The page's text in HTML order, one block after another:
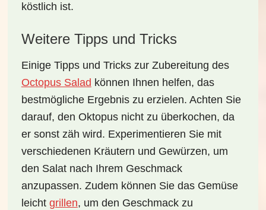
köstlich ist.
Weitere Tipps und Tricks
Einige Tipps und Trickszur Zubereitung des
Octopus Salad können Ihnen helfen, das
bestmögliche Ergebnis zu erzielen. Achten Sie
darauf, den Oktopus nicht zu überkochen, da
er sonst zäh wird. Experimentieren Sie mit
verschiedenen Kräutern und Gewürzen, um
den Salat nach Ihrem Geschmack
anzupassen. Zudem können Sie das Gemüse
leicht grillen, um den Geschmack zu